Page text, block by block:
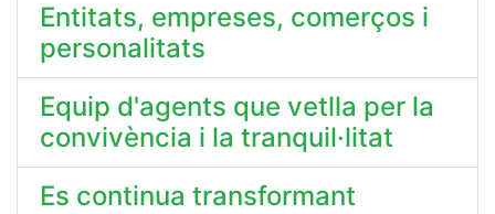
Entitats, empreses, comerços i
personalitats
Equip d'agents que vetlla per la
convivència i la tranquil·litat
Es continua transformant